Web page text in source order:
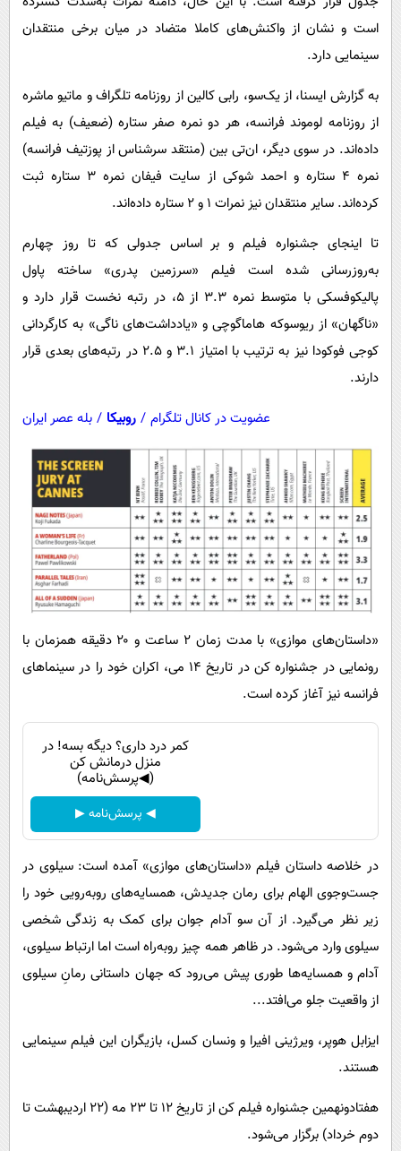
محیط زیست
اجتماعی
حیات وحش
سیاست خارجی
است و نشان از واکنش‌های کاملا متضاد در میان برخی منتقدان
سینمایی دارد.
به گزارش ایسنا، از یک‌سو، رابی کالین از روزنامه تلگراف و ماتیو ماشره
از روزنامه لوموند فرانسه، هر دو نمره صفر ستاره (ضعیف) به فیلم
داده‌اند. در سوی دیگر، ان‌تی بین (منتقد سرشناس از پوزتیف فرانسه)
نمره ۴ ستاره و احمد شوکی از سایت فیفان نمره ۳ ستاره ثبت
کرده‌اند. سایر منتقدان نیز نمرات ۱ و ۲ ستاره داده‌اند.
تا اینجای جشنواره فیلم و بر اساس جدولی که تا روز چهارم
به‌روزرسانی شده است فیلم «سرزمین پدری» ساخته پاول
پالیکوفسکی با متوسط نمره ۳.۳ از ۵، در رتبه نخست قرار دارد و
«ناگهان» از ریوسوکه هاماگوچی و «یادداشت‌های ناگی» به کارگردانی
کوجی فوکودا نیز به ترتیب با امتیاز ۳.۱ و ۲.۵ در رتبه‌های بعدی قرار
دارند.
عضویت در کانال تلگرام / روبیکا / بله عصر ایران
«داستان‌های موازی» با مدت زمان ۲ ساعت و ۲۰ دقیقه همزمان با
رونمایی در جشنواره کن در تاریخ ۱۴ می، اکران خود را در سینماهای
فرانسه نیز آغاز کرده است.
کمر درد داری؟ دیگه بسه! در
منزل درمانش کن
(◀پرسش‌نامه)
◀ پرسش‌نامه ▶
در خلاصه داستان فیلم «داستان‌های موازی» آمده است: سیلوی در
جست‌وجوی الهام برای رمان جدیدش، همسایه‌های روبه‌رویی خود را
زیر نظر می‌گیرد. از آن سو آدام جوان برای کمک به زندگی شخصی
سیلوی وارد می‌شود. در ظاهر همه چیز روبه‌راه است اما ارتباط سیلوی،
آدام و همسایه‌ها طوری پیش می‌رود که جهان داستانی رمانِ سیلوی
از واقعیت جلو می‌افتد...
ایزابل هوپر، ویرژینی افیرا و ونسان کسل، بازیگران این فیلم سینمایی
هستند.
هفتادونهمین جشنواره فیلم کن از تاریخ ۱۲ تا ۲۳ مه (۲۲ اردیبهشت تا
دوم خرداد) برگزار می‌شود.